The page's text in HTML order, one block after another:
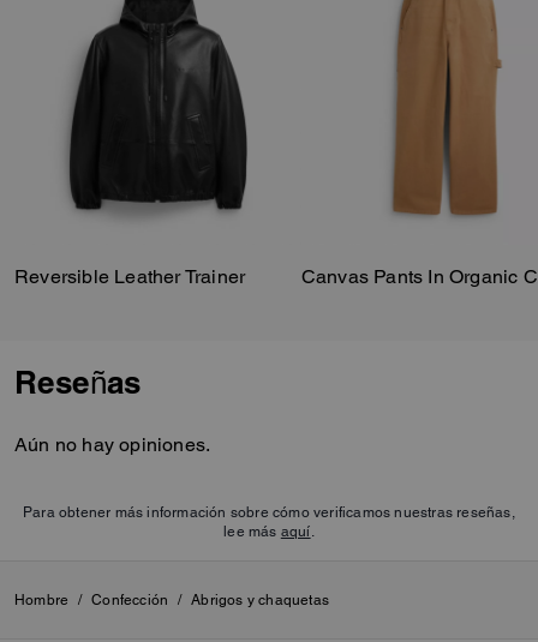
Reversible Leather Trainer Canvas Pants In Organic
Reseñas
Aún no hay opiniones.
Para obtener más información sobre cómo verificamos nuestras reseñas,
lee más aquí
Hombre / Confección / Abrigos y chaquetas